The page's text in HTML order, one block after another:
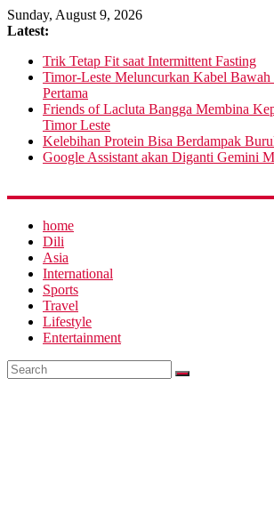
Sunday, August 9, 2026
Latest:
Trik Tetap Fit saat Intermittent Fasting
Timor-Leste Meluncurkan Kabel Bawah
Pertama
Friends of Lacluta Bangga Membina
Timor Leste
Kelebihan Protein Bisa Berdampak
Google Assistant akan Diganti Gemini
home
Dili
Asia
International
Sports
Travel
Lifestyle
Entertainment